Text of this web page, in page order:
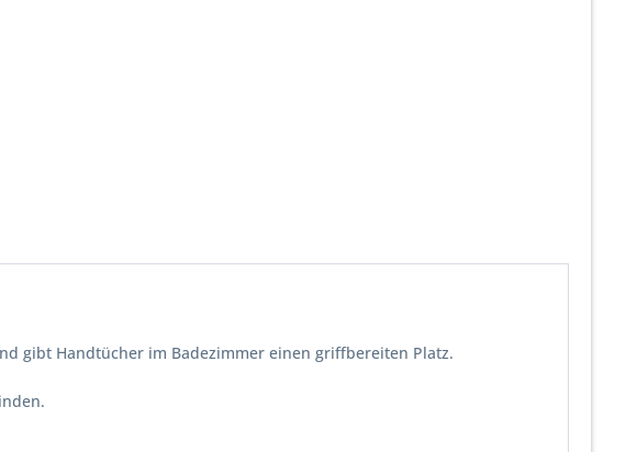
gibt Handtücher im Badezimmer einen griffbereiten Platz.